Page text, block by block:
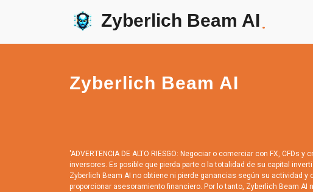
Zyberlich Beam AI.
Zyberlich Beam AI
'ADVERTENCIA DE ALTO RIESGO: Negociar o comerciar con FX,
inversores. Es posible que pierda parte o la totalidad de su capital
Zyberlich Beam AI no obtiene ni pierde ganancias según su actividad
proporcionar asesoramiento financiero. Por lo tanto, Zyberlich Beam